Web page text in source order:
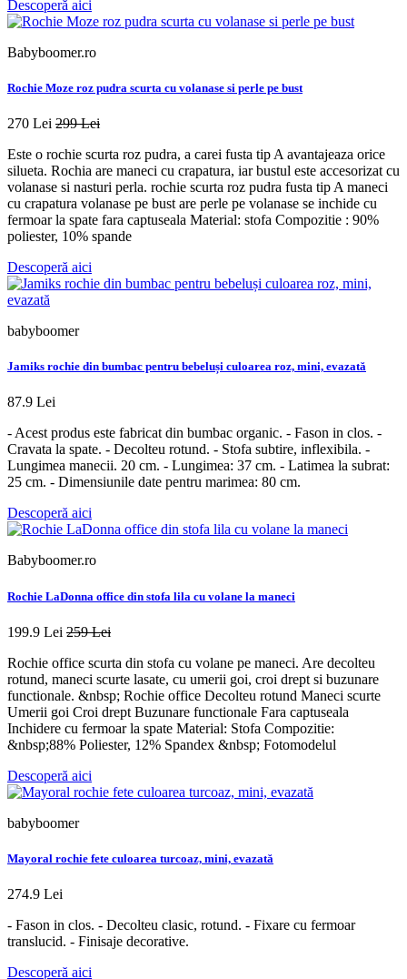
Descoperă aici
Babyboomer.ro
Rochie Moze roz pudra scurta cu volanase si perle pe bust
270 Lei 299 Lei
Este o rochie scurta roz pudra, a carei fusta tip A avantajeaza orice
silueta. Rochia are maneci cu crapatura, iar bustul este accesorizat cu
volanase si nasturi perla. rochie scurta roz pudra fusta tip A maneci
cu crapatura volanase pe bust are perle pe volanase se inchide cu
fermoar la spate fara captuseala Material: stofa Compozitie : 90%
poliester, 10% spande
Descoperă aici
babyboomer
Jamiks rochie din bumbac pentru bebeluși culoarea roz, mini, evazată
87.9 Lei
- Acest produs este fabricat din bumbac organic. - Fason in clos. -
Cravata la spate. - Decolteu rotund. - Stofa subtire, inflexibila. -
Lungimea manecii. 20 cm. - Lungimea: 37 cm. - Latimea la subrat:
25 cm. - Dimensiunile date pentru marimea: 80 cm.
Descoperă aici
Babyboomer.ro
Rochie LaDonna office din stofa lila cu volane la maneci
199.9 Lei 259 Lei
Rochie office scurta din stofa cu volane pe maneci. Are decolteu
rotund, maneci scurte lasate, cu umerii goi, croi drept si buzunare
functionale. &nbsp; Rochie office Decolteu rotund Maneci scurte
Umerii goi Croi drept Buzunare functionale Fara captuseala
Inchidere cu fermoar la spate Material: Stofa Compozitie:
&nbsp;88% Poliester, 12% Spandex &nbsp; Fotomodelul
Descoperă aici
babyboomer
Mayoral rochie fete culoarea turcoaz, mini, evazată
274.9 Lei
- Fason in clos. - Decolteu clasic, rotund. - Fixare cu fermoar
translucid. - Finisaje decorative.
Descoperă aici